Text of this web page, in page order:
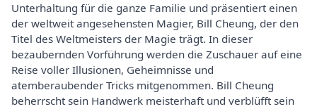
Unterhaltung für die ganze Familie und präsentiert einen
der weltweit angesehensten Magier, Bill Cheung, der den
Titel des Weltmeisters der Magie trägt. In dieser
bezaubernden Vorführung werden die Zuschauer auf eine
Reise voller Illusionen, Geheimnisse und
atemberaubender Tricks mitgenommen. Bill Cheung
beherrscht sein Handwerk meisterhaft und verblüfft sein